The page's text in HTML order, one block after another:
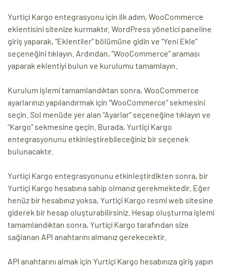
Yurtiçi Kargo entegrasyonu için ilk adım, WooCommerce
eklentisini sitenize kurmaktır. WordPress yönetici paneline
giriş yaparak, “Eklentiler” bölümüne gidin ve “Yeni Ekle”
seçeneğini tıklayın. Ardından, “WooCommerce” araması
yaparak eklentiyi bulun ve kurulumu tamamlayın.
Kurulum işlemi tamamlandıktan sonra, WooCommerce
ayarlarınızı yapılandırmak için “WooCommerce” sekmesini
seçin. Sol menüde yer alan “Ayarlar” seçeneğine tıklayın ve
“Kargo” sekmesine geçin. Burada, Yurtiçi Kargo
entegrasyonunu etkinleştirebileceğiniz bir seçenek
bulunacaktır.
Yurtiçi Kargo entegrasyonunu etkinleştirdikten sonra, bir
Yurtiçi Kargo hesabına sahip olmanız gerekmektedir. Eğer
henüz bir hesabınız yoksa, Yurtiçi Kargo resmi web sitesine
giderek bir hesap oluşturabilirsiniz. Hesap oluşturma işlemi
tamamlandıktan sonra, Yurtiçi Kargo tarafından size
sağlanan API anahtarını almanız gerekecektir.
API anahtarını almak için Yurtiçi Kargo hesabınıza giriş yapın